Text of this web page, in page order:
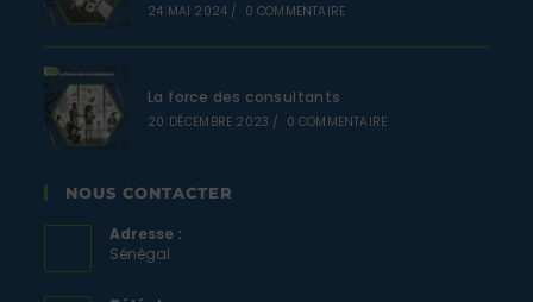
24 MAI 2024 / 0 COMMENTAIRE
La force des consultants
20 DÉCEMBRE 2023 / 0 COMMENTAIRE
NOUS CONTACTER
Adresse :
Sénégal